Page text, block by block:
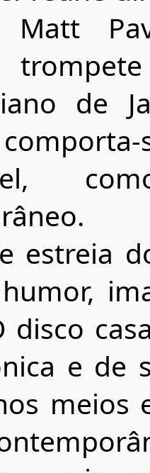
de
estreia
disco
e de
meios